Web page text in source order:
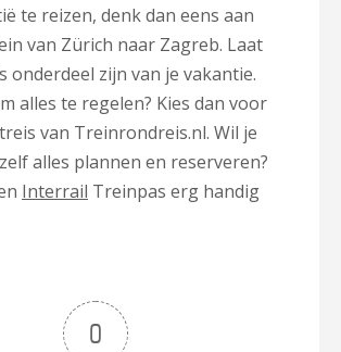
te reizen, denk dan eens aan
van Zürich naar Zagreb. Laat
onderdeel zijn van je vakantie.
alles te regelen? Kies dan voor
van Treinrondreis.nl. Wil je
alles plannen en reserveren?
Interrail Treinpas erg handig
0